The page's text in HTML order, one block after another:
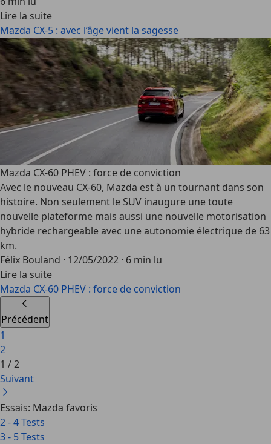
Lire la suite
Mazda CX-5 : avec l’âge vient la sagesse
Mazda CX-60 PHEV : force de conviction
Avec le nouveau CX-60, Mazda est à un tournant dans son
histoire. Non seulement le SUV inaugure une toute
nouvelle plateforme mais aussi une nouvelle motorisation
hybride rechargeable avec une autonomie électrique de 63
km.
Félix Bouland · 12/05/2022 · 6 min lu
Lire la suite
Mazda CX-60 PHEV : force de conviction
Précédent
1
2
1 /2
Suivant
Essais: Mazda favoris
2 - 4 Tests
3 - 5 Tests